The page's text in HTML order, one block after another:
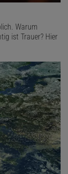
Warum
ist Trauer? Hier